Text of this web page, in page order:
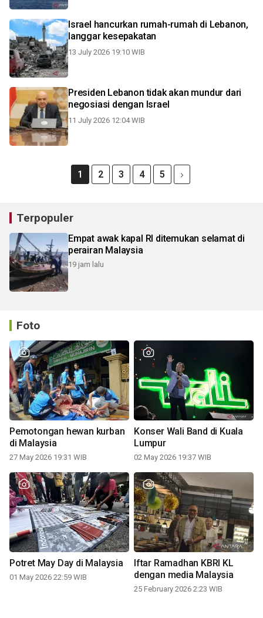
Israel hancurkan rumah-rumah di Lebanon,
langgar kesepakatan
13 July 2026 19:10 WIB
Presiden Lebanon tidak akan mundur dari
negosiasi dengan Israel
11 July 2026 12:04 WIB
1 2 3 4 5
Terpopuler
Empat awak kapal RI ditemukan selamat di
perairan Malaysia
19 jam lalu
Foto
Pemotongan hewan kurban
di Malaysia
27 May 2026 19:31 WIB
Konser Wali Band di Kuala
Lumpur
02 May 2026 19:37 WIB
Potret May Day di Malaysia
01 May 2026 22:59 WIB
Iftar Ramadhan KBRI KL
dengan media Malaysia
25 February 2026 2:23 WIB